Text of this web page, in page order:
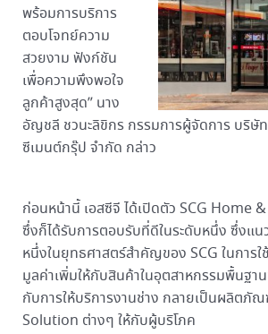
พร้อมการบริการ
ตอบโจทย์ความ
สวยงาม ฟังก์ชัน
เพื่อความพึงพอใจ
ลูกค้าสูงสุด” นาง
อัญชลี ชวนะลิขิกร กรรมการผู้จัดการ บริษั
ซีเมนต์กรุ๊ป จำกัด กล่าว
ก่อนหน้านี้ เอสซีจี ได้เปิดตัว SCG Home
ซึ่งก็ได้รับการตอบรับที่ดีในระดับหนึ่ง ซึ่งแ
หนึ่งในยุทธศาสตร์สำคัญของ SCG ในการ
มูลค่าเพิ่มให้กับสินค้าในอุตสาหกรรมพื้นฐา
กับการให้บริการงานช่าง กลายเป็นผลิตภั
Solution ต่างๆ ให้กับผู้บริโภค